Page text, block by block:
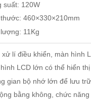
suất: 120W
460×330×210mm
11Kg
xử lí điều khiển, màn hình
LCD lớn có thể hiển
gian bộ nhớ lớn để lưu
bằng không, chức